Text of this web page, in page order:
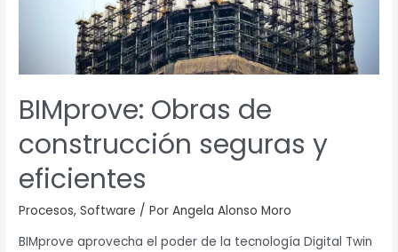
BIMprove: Obras de
construcción seguras y
eficientes
Procesos,Software / PorAngela Alonso Moro
BIMprove aprovecha el poder de la tecnología Digital Twin